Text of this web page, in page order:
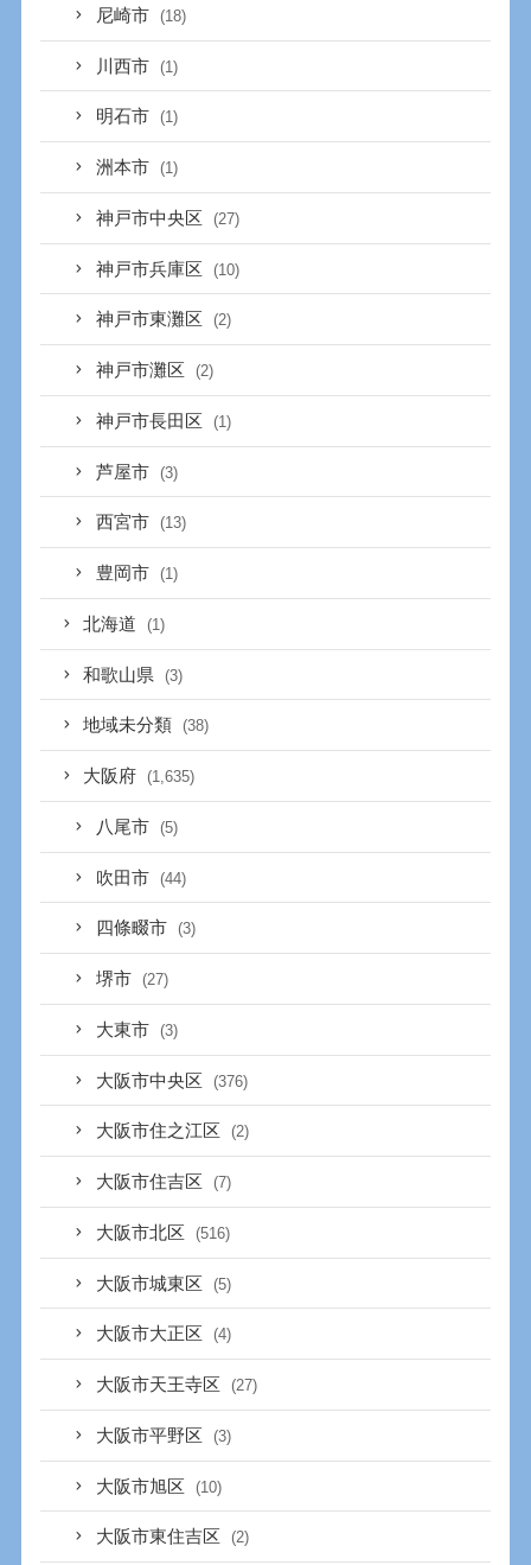
尼崎市 (18)
川西市 (1)
明石市 (1)
洲本市 (1)
神戸市中央区 (27)
神戸市兵庫区 (10)
神戸市東灘区 (2)
神戸市灘区 (2)
神戸市長田区 (1)
芦屋市 (3)
西宮市 (13)
豊岡市 (1)
北海道 (1)
和歌山県 (3)
地域未分類 (38)
大阪府 (1,635)
八尾市 (5)
吹田市 (44)
四條畷市 (3)
堺市 (27)
大東市 (3)
大阪市中央区 (376)
大阪市住之江区 (2)
大阪市住吉区 (7)
大阪市北区 (516)
大阪市城東区 (5)
大阪市大正区 (4)
大阪市天王寺区 (27)
大阪市平野区 (3)
大阪市旭区 (10)
大阪市東住吉区 (2)